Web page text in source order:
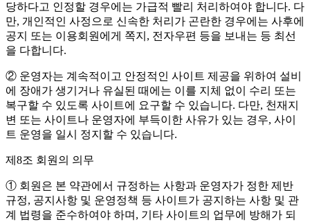
당하다고 인정할 경우에는 가급적 빨리 처리하여야 합니다. 다
만, 개인적인 사정으로 신속한 처리가 곤란한 경우에는 사후에
공지 또는 이용회원에게 쪽지, 전자우편 등을 보내는 등 최선
을 다합니다.
② 운영자는 계속적이고 안정적인 사이트 제공을 위하여 설비
에 장애가 생기거나 유실된 때에는 이를 지체 없이 수리 또는
복구할 수 있도록 사이트에 요구할 수 있습니다. 다만, 천재지
변 또는 사이트나 운영자에 부득이한 사유가 있는 경우, 사이
트 운영을 일시 정지할 수 있습니다.
제8조 회원의 의무
① 회원은 본 약관에서 규정하는 사항과 운영자가 정한 제반
규정, 공지사항 및 운영정책 등 사이트가 공지하는 사항 및 관
계 법령을 준수하여야 하며, 기타 사이트의 업무에 방해가 되